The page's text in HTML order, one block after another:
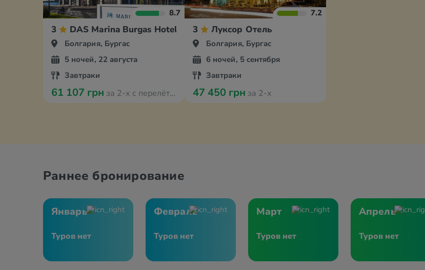
8.7
3 DAS Marina Burgas Hotel
Болгария, Бургас
5 ночей, 22 августа
Завтраки
61 107 грн за 2-х с перелётом
7.2
3 Луксор Отель
Болгария, Бургас
6 ночей, 5 сентября
Завтраки
47 450 грн за 2-х
Раннее бронирование
Январь
Туров нет
Февраль
Туров нет
Март
Туров нет
Апрель
Туров нет